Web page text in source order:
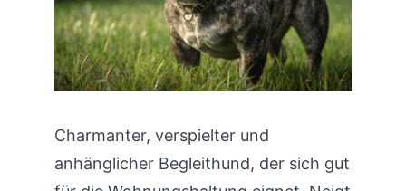
Charmanter, verspielter und
anhänglicher Begleithund, der sich gut